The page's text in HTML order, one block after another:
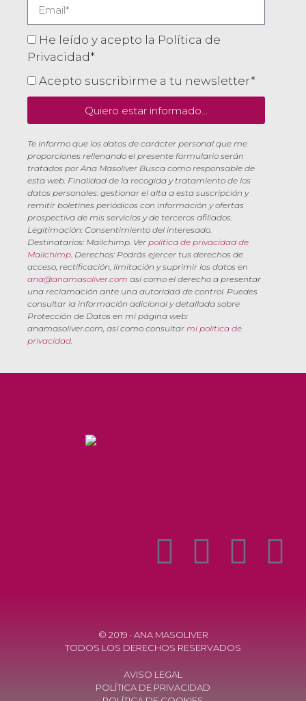
He leído y acepto la Política de
Privacidad*
Acepto suscribirme a tu newsletter*
Quiero estar informado...
Te informo que los datos de carácter personal que me
proporciones rellenando el presente formulario serán
tratados por Ana Masoliver Busca como responsable de
esta web. Finalidad de la recogida y tratamiento de los
datos personales: gestionar el alta a esta suscripción y
remitir boletines periódicos con información y ofertas
prospectiva de mis servicios y de terceros afiliados.
Legitimación: Consentimiento del interesado.
Destinatarios: Mailchimp. Ver política de privacidad de
Mailchimp. Derechos: Podrás ejercer tus derechos de
acceso, rectificación, limitación y suprimir los datos en
ana@anamasoliver.com así como el derecho a presentar
una reclamación ante una autoridad de control. Puedes
consultar la información adicional y detallada sobre
Protección de Datos en mi página web:
anamasoliver.com, así como consultar mi política de
privacidad.
© 2019 · ANA MASOLIVER
TODOS LOS DERECHOS RESERVADOS
AVISO LEGAL
POLÍTICA DE PRIVACIDAD